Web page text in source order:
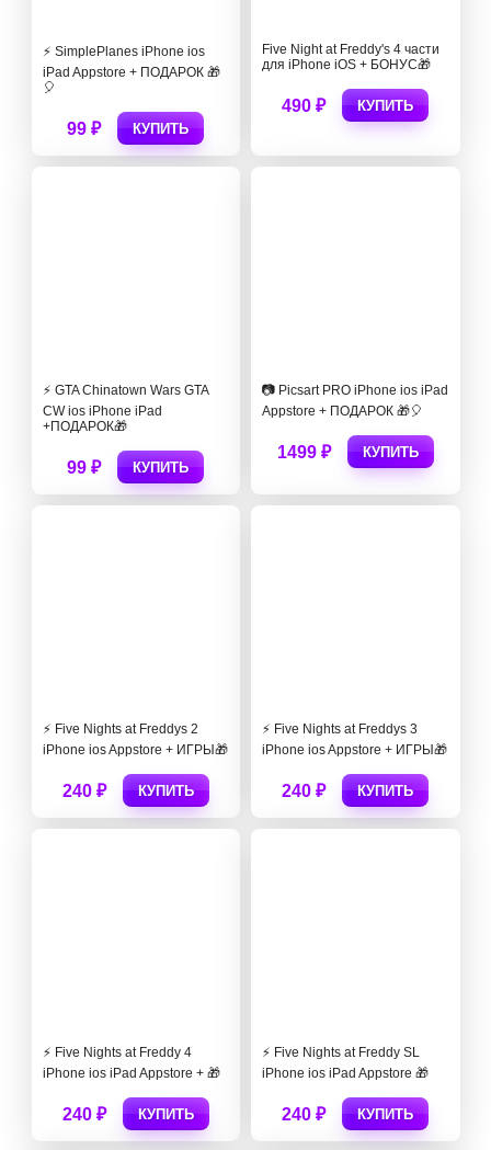
⚡️ SimplePlanes iPhone ios
iPad Appstore + ПОДАРОК 🎁
🎈
99 ₽ КУПИТЬ
Five Night at Freddy's 4 части
для iPhone iOS + БОНУС🎁
490 ₽ КУПИТЬ
⚡️ GTA Chinatown Wars GTA
CW ios iPhone iPad
+ПОДАРОК🎁
99 ₽ КУПИТЬ
📷 Picsart PRO iPhone ios iPad
Appstore + ПОДАРОК 🎁🎈
1499 ₽ КУПИТЬ
⚡ Five Nights at Freddys 2
iPhone ios Appstore + ИГРЫ🎁
240 ₽ КУПИТЬ
⚡ Five Nights at Freddys 3
iPhone ios Appstore + ИГРЫ🎁
240 ₽ КУПИТЬ
⚡ Five Nights at Freddy 4
iPhone ios iPad Appstore + 🎁
240 ₽ КУПИТЬ
⚡ Five Nights at Freddy SL
iPhone ios iPad Appstore 🎁
240 ₽ КУПИТЬ